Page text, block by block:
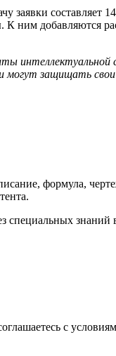
заявки составляет
ним добавляются
защищать
формула,
специальных
с